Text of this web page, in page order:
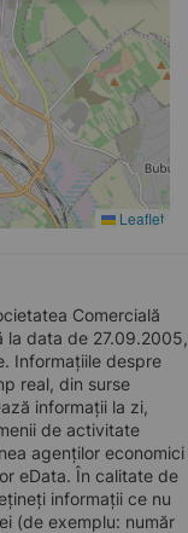
Leaflet
Comercială
la data de 27.09.2005,
Informațiile despre
real, din surse
informații la zi,
de activitate
agenților economici
eData. În calitate de
informații ce nu
(de exemplu: număr